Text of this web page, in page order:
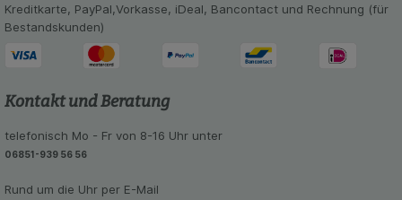
Kreditkarte, PayPal,Vorkasse, iDeal, Bancontact und Rechnung (für
Bestandskunden)
Kontakt und Beratung
telefonisch Mo - Fr von 8-16 Uhr unter
06851-939 56 56
Rund um die Uhr per E-Mail